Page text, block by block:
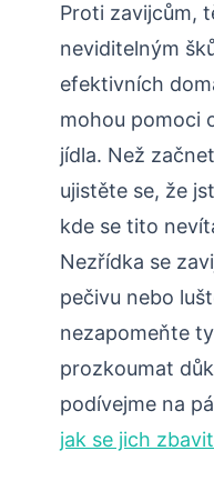
Proti zavijcům,
neviditelným
efektivních
mohou pomoci
jídla. Než
ujistěte se, že
kde se tito
Nezřídka se
pečivu nebo
nezapomeňte
prozkoumat
podívejme na
jak se jich zbavit